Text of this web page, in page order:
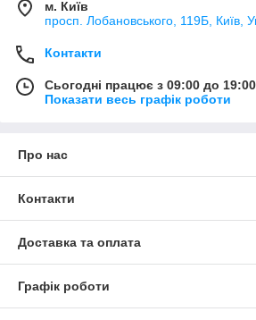
м. Київ
просп. Лобановського, 119Б, Київ,
Контакти
Сьогодні працює з 09:00 до 19:00
Показати весь графік роботи
Про нас
Контакти
Доставка та оплата
Графік роботи